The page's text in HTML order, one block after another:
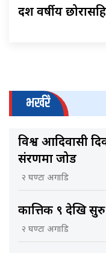
दश वर्षीय
भर्खरै
विश्व आदिवासी
संरक्षणमा जोड
२ घण्टा अगाडि
कात्तिक ९ देखि
२ घण्टा अगाडि